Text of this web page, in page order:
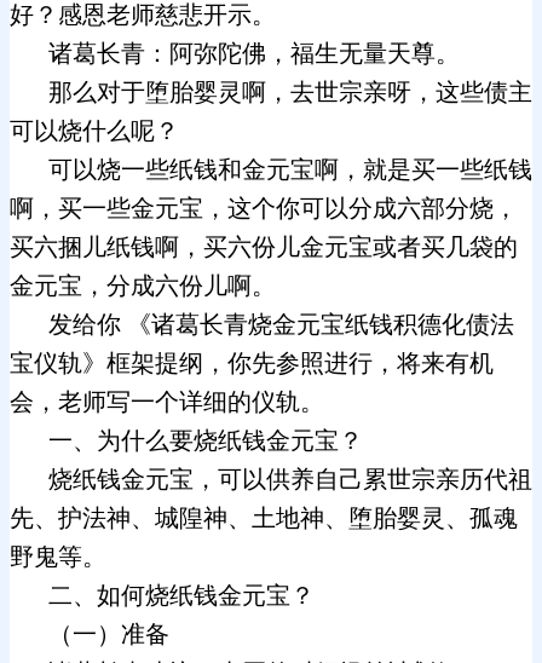
好？感恩老师慈悲开示。
诸葛长青：阿弥陀佛，福生无量天尊。
那么对于堕胎婴灵啊，去世宗亲呀，这些债主
可以烧什么呢？
可以烧一些纸钱和金元宝啊，就是买一些纸钱
啊，买一些金元宝，这个你可以分成六部分烧，
买六捆儿纸钱啊，买六份儿金元宝或者买几袋的
金元宝，分成六份儿啊。
发给你 《诸葛长青烧金元宝纸钱积德化债法
宝仪轨》框架提纲，你先参照进行，将来有机
会，老师写一个详细的仪轨。
一、为什么要烧纸钱金元宝？
烧纸钱金元宝，可以供养自己累世宗亲历代祖
先、护法神、城隍神、土地神、堕胎婴灵、孤魂
野鬼等。
二、如何烧纸钱金元宝？
（一）准备